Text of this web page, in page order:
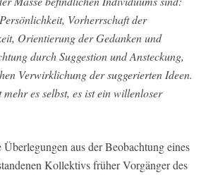
Vorherrschaft der
Orientierung der Gedanken und
durch Suggestion und Ansteckung,
Verwirklichung der suggerierten Ideen.
es selbst, es ist ein willenloser
Überlegungen aus der Beobachtung eines
Kollektivs früher Vorgänger des